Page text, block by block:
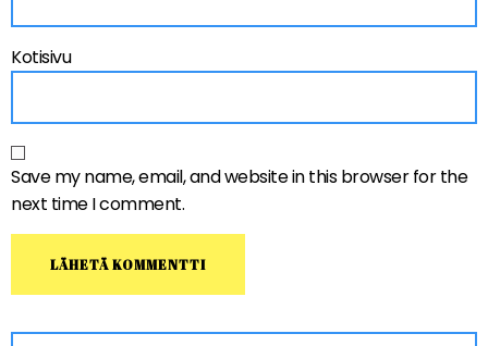
Kotisivu
Save my name, email, and website in this browser for the
next time I comment.